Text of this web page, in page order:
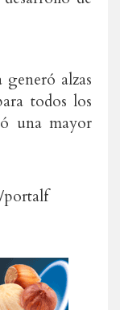
alzas
todos los
una mayor
portalf